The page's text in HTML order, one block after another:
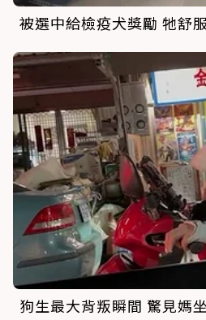
被選中給檢疫犬獎勵 牠舒
狗生最大背叛瞬間 驚見媽